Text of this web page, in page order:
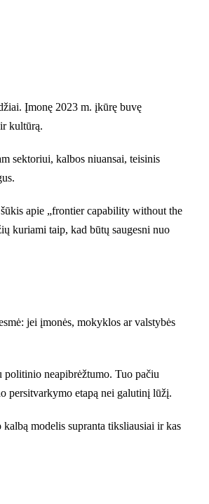
Įmonę 2023 m. įkūrę buvę
kultūrą.
sektoriui, kalbos niuansai, teisinis
apie „frontier capability without the
kuriami taip, kad būtų saugesni nuo
jei įmonės, mokyklos ar valstybės
neapibrėžtumo. Tuo pačiu
persitvarkymo etapą nei galutinį lūžį.
modelis supranta tiksliausiai ir kas